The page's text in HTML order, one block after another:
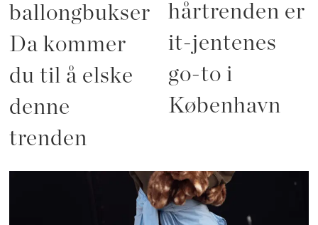
ballongbukser?
Da kommer
du til å elske
denne
trenden
hårtrenden er
it-jentenes
go-to i
København